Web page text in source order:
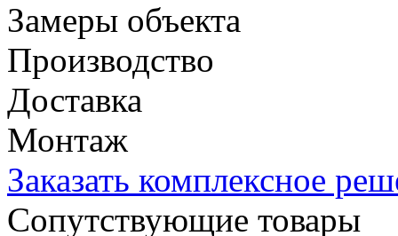
Замеры объекта
Производство
Доставка
Монтаж
Заказать комплексное
Сопутствующие товары